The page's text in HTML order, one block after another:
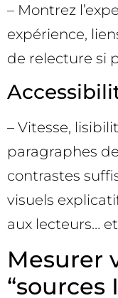
– Montrez
expérience,
de relecture si
– Vitesse,
paragraphes
contrastes
visuels
aux lecteurs…
Mesurer
“sources